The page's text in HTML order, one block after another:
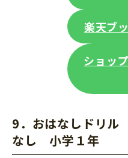
楽天ブ
ショッ
9．おはなしドリル
なし 小学１年